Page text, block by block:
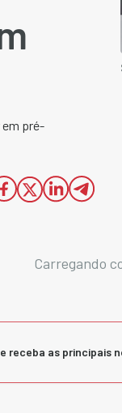
pré-
Carregando
receba as principais